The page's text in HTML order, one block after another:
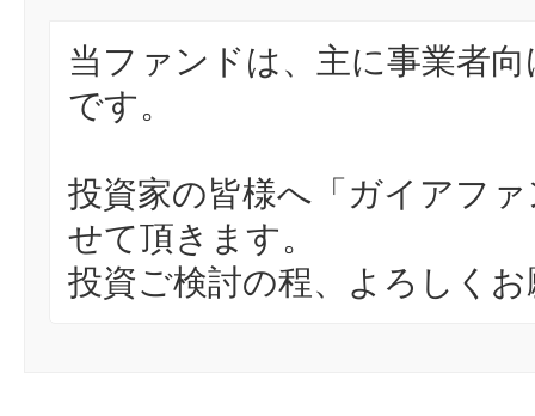
当ファンドは、主に事業者
です。
投資家の皆様へ「ガイアフ
せて頂きます。
投資ご検討の程、よろしく